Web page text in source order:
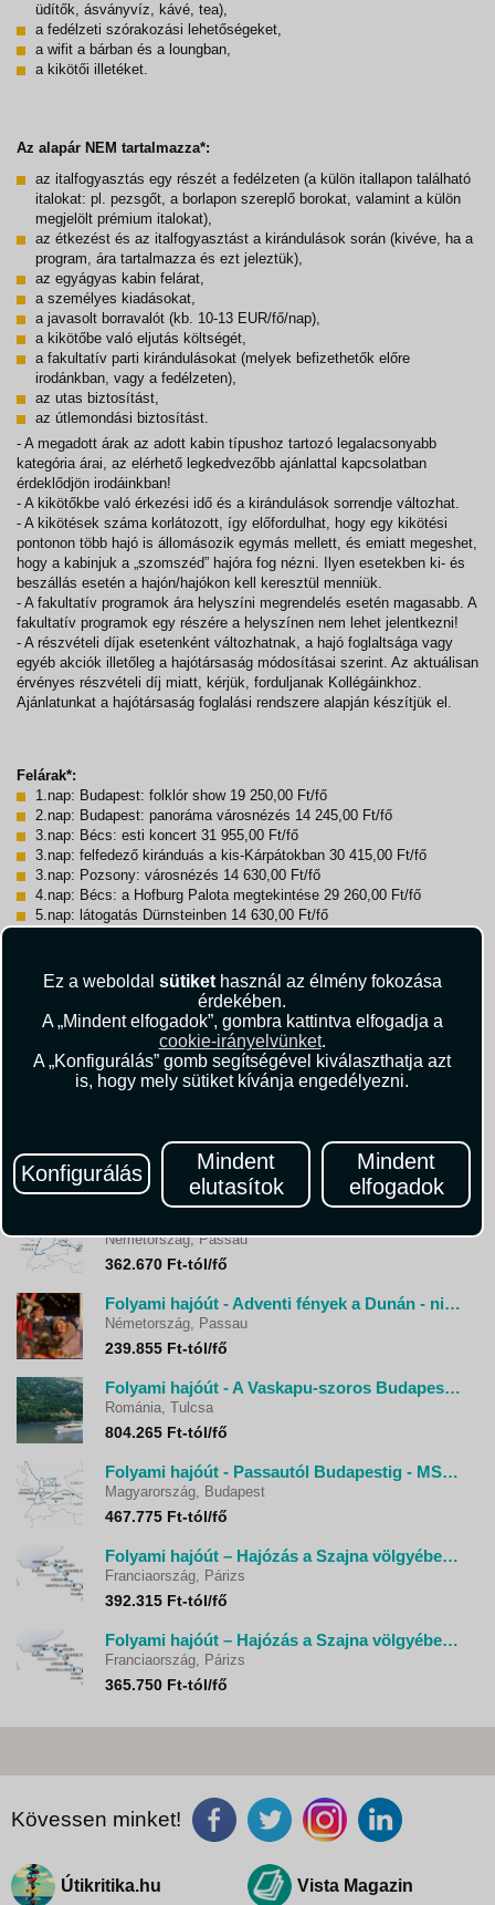
Ez a weboldal sütikethasznál az élmény fokozása
érdekében.
A „Mindent elfogadok”, gombra kattintva elfogadja a
cookie-irányelvünket.
A „Konfigurálás” gomb segítségével kiválaszthatja azt
is, hogy mely sütiket kívánja engedélyezni.
Konfigurálás
Mindent
elutasítok
Mindent
elfogadok
üdítők, ásványvíz, kávé, tea),
a fedélzeti szórakozási lehetőségeket,
a wifit a bárban és a loungban,
a kikötői illetéket.
Az alapár NEM tartalmazza*:
az italfogyasztás egy részét a fedélzeten (a külön itallapon található
italokat: pl. pezsgőt, a borlapon szereplő borokat, valamint a külön
megjelölt prémium italokat),
az étkezést és az italfogyasztást a kirándulások során (kivéve, ha a
program, ára tartalmazza és ezt jeleztük),
az egyágyas kabin felárat,
a személyes kiadásokat,
a javasolt borravalót (kb. 10-13 EUR/fő/nap),
a kikötőbe való eljutás költségét,
a fakultatív parti kirándulásokat (melyek befizethetők előre
irodánkban, vagy a fedélzeten),
az utas biztosítást,
az útlemondási biztosítást.
- A megadott árak az adott kabin típushoz tartozó legalacsonyabb
kategória árai, az elérhető legkedvezőbb ajánlattal kapcsolatban
érdeklődjön irodáinkban!
- A kikötőkbe való érkezési idő és a kirándulások sorrendje változhat.
- A kikötések száma korlátozott, így előfordulhat, hogy egy kikötési
pontonon több hajó is állomásozik egymás mellett, és emiatt megeshet,
hogy a kabinjuk a „szomszéd” hajóra fog nézni. Ilyen esetekben ki- és
beszállás esetén a hajón/hajókon kell keresztül menniük.
- A fakultatív programok ára helyszíni megrendelés esetén magasabb. A
fakultatív programok egy részére a helyszínen nem lehet jelentkezni!
- A részvételi díjak esetenként változhatnak, a hajó foglaltsága vagy
egyéb akciók illetőleg a hajótársaság módosításai szerint. Az aktuálisan
érvényes részvételi díj miatt, kérjük, forduljanak Kollégáinkhoz.
Ajánlatunkat a hajótársaság foglalási rendszere alapján készítjük el.
Felárak*:
1.nap: Budapest: folklór show 19 250,00 Ft/fő
2.nap: Budapest: panoráma városnézés 14 245,00 Ft/fő
3.nap: Bécs: esti koncert 31 955,00 Ft/fő
3.nap: felfedező kiránduás a kis-Kárpátokban 30 415,00 Ft/fő
3.nap: Pozsony: városnézés 14 630,00 Ft/fő
4.nap: Bécs: a Hofburg Palota megtekintése 29 260,00 Ft/fő
5.nap: látogatás Dürnsteinben 14 630,00 Ft/fő
Sztornó biztosítás (20% önrész)
* A választható szolgáltatások indulási időpontonként eltérőek
lehetnek.
Folyami hajóút - Budapesttől Passauig - MS
France hasonló utazások
Németország, Passau
362.670 Ft-tól/fő
Folyami hajóút - Adventi fények a Dunán - nickoVision
Németország, Passau
239.855 Ft-tól/fő
Folyami hajóút - A Vaskapu-szoros Budapesttől Oltenitáig - MS Vivaldi, MS L'Europe
Románia, Tulcsa
804.265 Ft-tól/fő
Folyami hajóút - Passautól Budapestig - MS France
Magyarország, Budapest
467.775 Ft-tól/fő
Folyami hajóút – Hajózás a Szajna völgyében - MS Renoir
Franciaország, Párizs
392.315 Ft-tól/fő
Folyami hajóút – Hajózás a Szajna völgyében - MS Seine Princess
Franciaország, Párizs
365.750 Ft-tól/fő
Kövessen minket!
Útikritika.hu Vista Magazin